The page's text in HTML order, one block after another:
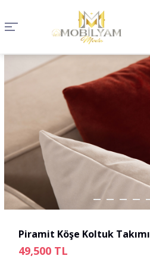
Piramit Köşe Koltuk Takımı
49,500 TL